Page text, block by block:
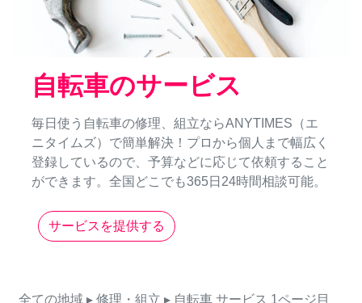
自転車のサービス
毎日使う自転車の修理、組立ならANYTIMES（エ
ニタイムズ）で簡単解決！プロから個人まで幅広く
登録しているので、予算などに応じて依頼すること
ができます。全国どこでも365日24時間相談可能。
サービスを提供する
全ての地域 ▸ 修理・組立 ▸ 自転車 サービス 1ページ目